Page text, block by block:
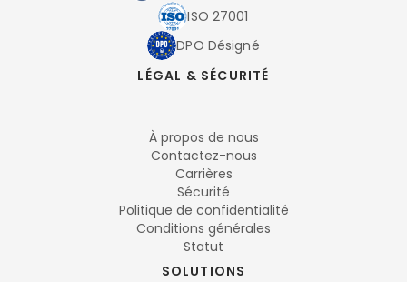
ISO 27001
DPO Désigné
LÉGAL & SÉCURITÉ
À propos de nous
Contactez-nous
Carrières
Sécurité
Politique de confidentialité
Conditions générales
Statut
SOLUTIONS